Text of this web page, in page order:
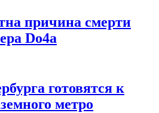
причина смерти
Do4а
готовятся к
метро